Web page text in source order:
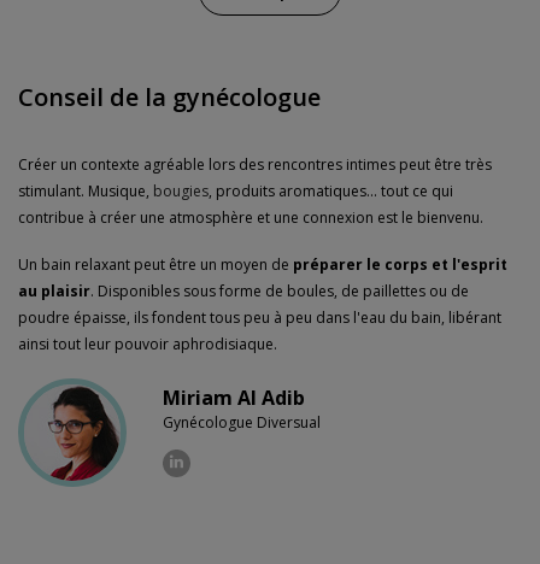
3 ans de garantie
Conseil de la gynécologue
Créer un contexte agréable lors des rencontres intimes peut être très
stimulant. Musique, bougies, produits aromatiques... tout ce qui
contribue à créer une atmosphère et une connexion est le bienvenu.
Un bain relaxant peut être un moyen de préparer le corps et l'esprit
au plaisir. Disponibles sous forme de boules, de paillettes ou de
poudre épaisse, ils fondent tous peu à peu dans l'eau du bain, libérant
ainsi tout leur pouvoir aphrodisiaque.
Miriam Al Adib
Gynécologue Diversual